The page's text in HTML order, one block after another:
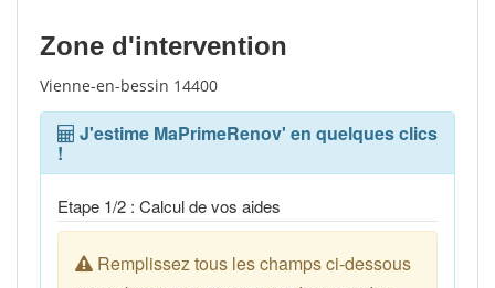
Zone d'intervention
Vienne-en-bessin 14400